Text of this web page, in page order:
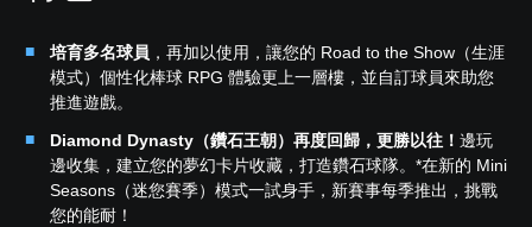
培育多名球員 ，再加以使用，讓您的 Road to the Show（生涯
模式）個性化棒球 RPG 體驗更上一層樓，並自訂球員來助您
推進遊戲。
Diamond Dynasty（鑽石王朝）再度回歸，更勝以往！ 邊玩
邊收集，建立您的夢幻卡片收藏，打造鑽石球隊。*在新的 Mini
Seasons（迷您賽季）模式一試身手，新賽事每季推出，挑戰
您的能耐！